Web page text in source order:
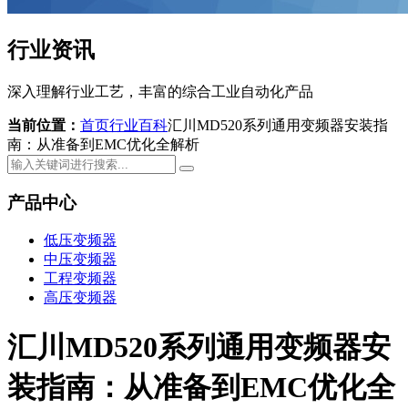
行业资讯
深入理解行业工艺，丰富的综合工业自动化产品
当前位置： 首页行业百科汇川MD520系列通用变频器安装指
南：从准备到EMC优化全解析
产品中心
低压变频器
中压变频器
工程变频器
高压变频器
汇川MD520系列通用变频器安
装指南：从准备到EMC优化全